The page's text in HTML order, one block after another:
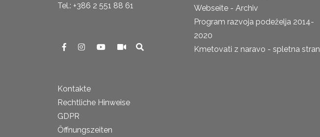
Tel.: +386 2 551 88 61
Kontakte
Rechtliche Hinweise
GDPR
Öffnungszeiten
Webseite - Archiv
Program razvoja podeželja 2014-
2020
Kmetovati z naravo - spletna stran